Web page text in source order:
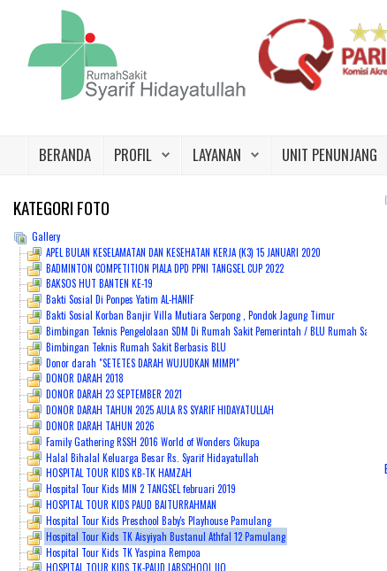
Layanan
Unit Penunjang
Jadwal Dokter
Promo
Galeri
Kontak Kami
Karir
PENDAFTARAN ONLINE
BERANDA PROFIL LAYANAN UNIT PENUNJANG
KATEGORI FOTO
Gallery
APEL BULAN KESELAMATAN DAN KESEHATAN KERJA (K3) 15 JANUARI 2020
BADMINTON COMPETITION PIALA DPD PPNI TANGSEL CUP 2022
BAKSOS HUT BANTEN KE-19
Bakti Sosial Di Ponpes Yatim AL-HANIF
Bakti Sosial Korban Banjir Villa Mutiara Serpong , Pondok Jagung Timur
Bimbingan Teknis Pengelolaan SDM Di Rumah Sakit Pemerintah / BLU Rumah Sakit
Bimbingan Teknis Rumah Sakit Berbasis BLU
Donor darah "SETETES DARAH WUJUDKAN MIMPI"
DONOR DARAH 2018
DONOR DARAH 23 SEPTEMBER 2021
DONOR DARAH TAHUN 2025 AULA RS SYARIF HIDAYATULLAH
DONOR DARAH TAHUN 2026
Family Gathering RSSH 2016 World of Wonders Cikupa
Halal Bihalal Keluarga Besar Rs. Syarif Hidayatullah
HOSPITAL TOUR KIDS KB-TK HAMZAH
Hospital Tour Kids MIN 2 TANGSEL februari 2019
HOSPITAL TOUR KIDS PAUD BAITURRAHMAN
Hospital Tour Kids Preschool Baby's Playhouse Pamulang
Hospital Tour Kids TK Aisyiyah Bustanul Athfal 12 Pamulang
Hospital Tour Kids TK Yaspina Rempoa
HOSPITAL TOUR KIDS TK-PAUD LABSCHOOL IIQ